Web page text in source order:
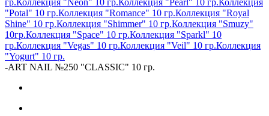
"Potal" 10 гр.Коллекция "Romance" 10 гр.Коллекция "Royal
Shine" 10 гр.Коллекция "Shimmer" 10 гр.Коллекция "Smuzy"
10гр.Коллекция "Space" 10 гр.Коллекция "Sparkl" 10
гр.Коллекция "Vegas" 10 гр.Коллекция "Veil" 10 гр.Коллекция
"Yogurt" 10 гр.
-ART NAIL №250 "CLASSIC" 10 гр.